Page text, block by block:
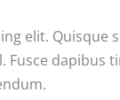
elit. Quisque
dapibus